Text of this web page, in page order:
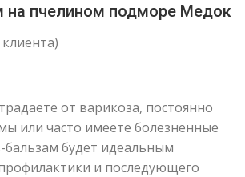
на пчелином подморе Медок
от варикоза, постоянно
или часто имеете болезненные
будет идеальным
и последующего